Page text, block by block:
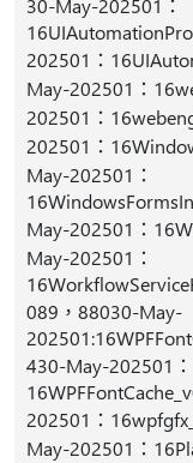
30-May-202501：
202501：
May-202501：
202501：
202501：
May-202501：
May-202501：
May-202501：
089，88030-May-
430-May-202501：
202501：
May-202501：